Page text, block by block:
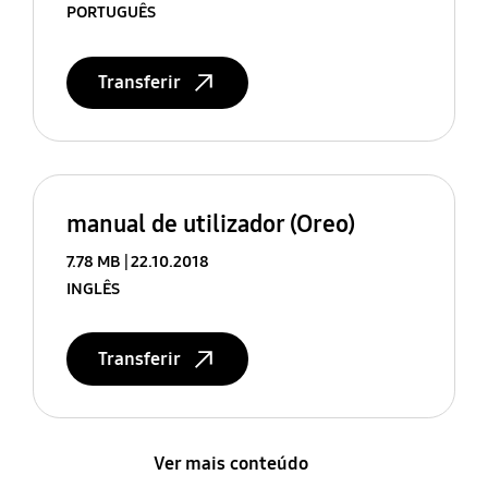
PORTUGUÊS
Transferir
manual de utilizador (Oreo)
7.78 MB 22.10.2018
INGLÊS
Transferir
Ver mais conteúdo